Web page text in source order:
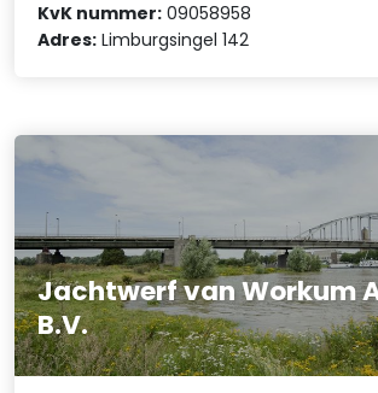
KvK nummer: 09058958
Adres: Limburgsingel 142
Jachtwerf van Workum
B.V.